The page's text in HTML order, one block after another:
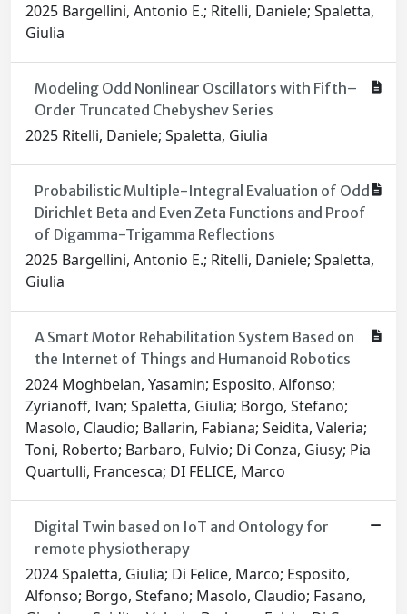
2025 Bargellini, Antonio E.; Ritelli, Daniele; Spaletta,
Giulia
Modeling Odd Nonlinear Oscillators with Fifth–
Order Truncated Chebyshev Series
2025 Ritelli, Daniele; Spaletta, Giulia
Probabilistic Multiple-Integral Evaluation of Odd
Dirichlet Beta and Even Zeta Functions and Proof
of Digamma-Trigamma Reflections
2025 Bargellini, Antonio E.; Ritelli, Daniele; Spaletta,
Giulia
A Smart Motor Rehabilitation System Based on
the Internet of Things and Humanoid Robotics
2024 Moghbelan, Yasamin; Esposito, Alfonso;
Zyrianoff, Ivan; Spaletta, Giulia; Borgo, Stefano;
Masolo, Claudio; Ballarin, Fabiana; Seidita, Valeria;
Toni, Roberto; Barbaro, Fulvio; Di Conza, Giusy; Pia
Quartulli, Francesca; DI FELICE, Marco
Digital Twin based on IoT and Ontology for
remote physiotherapy
2024 Spaletta, Giulia; Di Felice, Marco; Esposito,
Alfonso; Borgo, Stefano; Masolo, Claudio; Fasano,